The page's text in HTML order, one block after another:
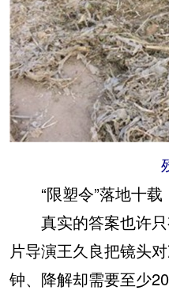
“限塑令”落地十载
真实的答案也许只
片导演王久良把镜头
钟、降解却需要至少